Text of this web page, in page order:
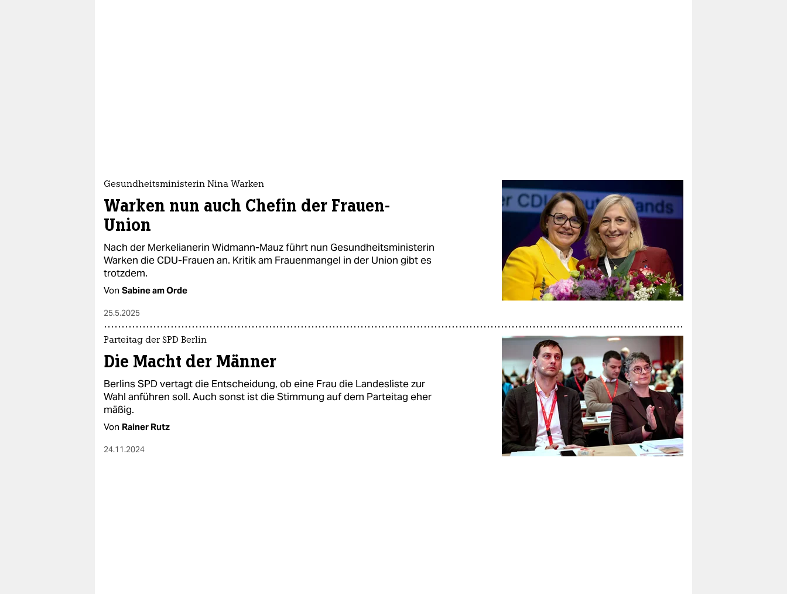
Gesundheitsministerin Nina Warken
Warken nun auch Chefin der Frauen-
Union
Nach der Merkelianerin Widmann-Mauz führt nun Gesundheitsministerin
Warken die CDU-Frauen an. Kritik am Frauenmangel in der Union gibt es
trotzdem.
Von Sabine am Orde
25.5.2025
Parteitag der SPD Berlin
Die Macht der Männer
Berlins SPD vertagt die Entscheidung, ob eine Frau die Landesliste zur
Wahl anführen soll. Auch sonst ist die Stimmung auf dem Parteitag eher
mäßig.
Von Rainer Rutz
24.11.2024